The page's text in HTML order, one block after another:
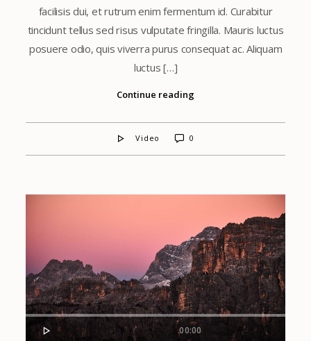
facilisis dui, et rutrum enim fermentum id. Curabitur
tincidunt tellus sed risus vulputate fringilla. Mauris luctus
posuere odio, quis viverra purus consequat ac. Aliquam
luctus […]
Continue reading
Video 0
00:00